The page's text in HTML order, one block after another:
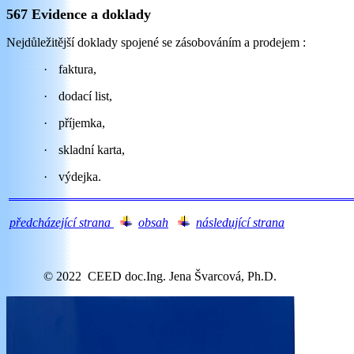
567 Evidence a doklady
Nejdůležitější doklady spojené se zásobováním a prodejem :
·
faktura,
·
dodací list,
·
příjemka,
·
skladní karta,
·
výdejka.
předcházející strana obsah následující strana
© 2022 CEED doc.Ing. Jena Švarcová, Ph.D.